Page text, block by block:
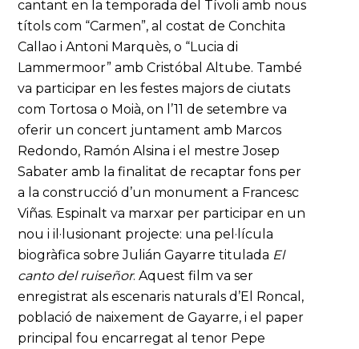
cantant en la temporada del Tívoli amb nous
títols com “Carmen”, al costat de Conchita
Callao i Antoni Marquès, o “Lucia di
Lammermoor” amb Cristóbal Altube. També
va participar en les festes majors de ciutats
com Tortosa o Moià, on l’11 de setembre va
oferir un concert juntament amb Marcos
Redondo, Ramón Alsina i el mestre Josep
Sabater amb la finalitat de recaptar fons per
a la construcció d’un monument a Francesc
Viñas. Espinalt va marxar per participar en un
nou i il·lusionant projecte: una pel·lícula
biogràfica sobre Julián Gayarre titulada El
canto del ruiseñor. Aquest film va ser
enregistrat als escenaris naturals d’El Roncal,
població de naixement de Gayarre, i el paper
principal fou encarregat al tenor Pepe